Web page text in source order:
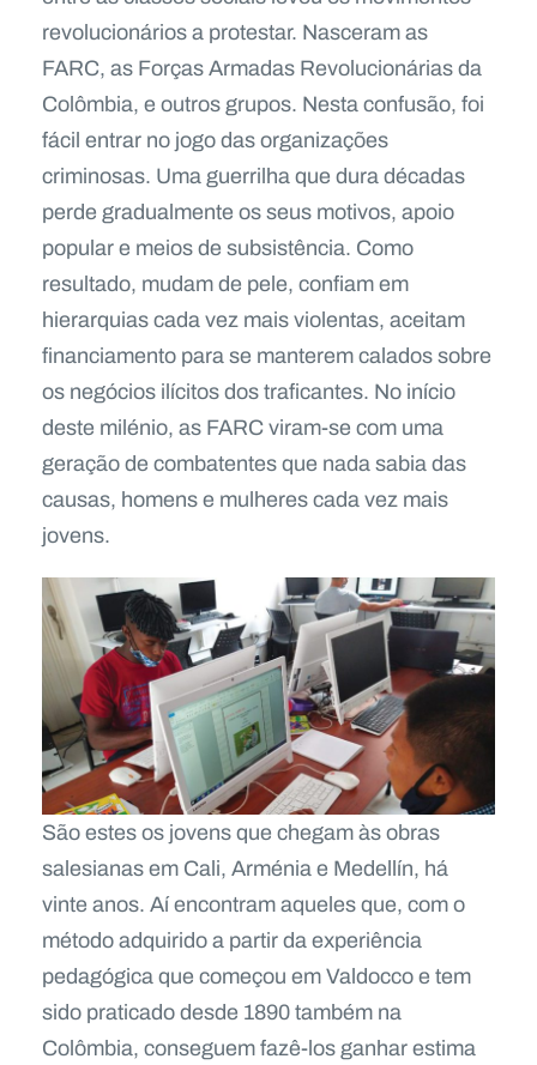
revolucionários a protestar. Nasceram as
FARC, as Forças Armadas Revolucionárias da
Colômbia, e outros grupos. Nesta confusão, foi
fácil entrar no jogo das organizações
criminosas. Uma guerrilha que dura décadas
perde gradualmente os seus motivos, apoio
popular e meios de subsistência. Como
resultado, mudam de pele, confiam em
hierarquias cada vez mais violentas, aceitam
financiamento para se manterem calados sobre
os negócios ilícitos dos traficantes. No início
deste milénio, as FARC viram-se com uma
geração de combatentes que nada sabia das
causas, homens e mulheres cada vez mais
jovens.
São estes os jovens que chegam às obras
salesianas em Cali, Arménia e Medellín, há
vinte anos. Aí encontram aqueles que, com o
método adquirido a partir da experiência
pedagógica que começou em Valdocco e tem
sido praticado desde 1890 também na
Colômbia, conseguem fazê-los ganhar estima